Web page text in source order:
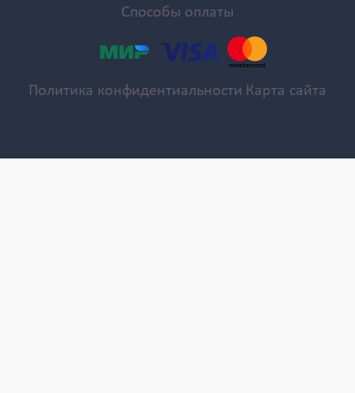
Способы оплаты
Политика конфидентиальности Карта сайта